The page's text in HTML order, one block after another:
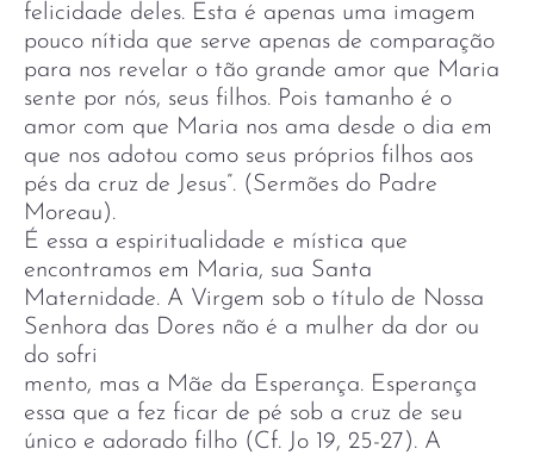
felicidade deles. Esta é apenas uma imagem
pouco nítida que serve apenas de comparação
para nos revelar o tão grande amor que Maria
sente por nós, seus filhos. Pois tamanho é o
amor com que Maria nos ama desde o dia em
que nos adotou como seus próprios filhos aos
pés da cruz de Jesus”. (Sermões do Padre
Moreau).
É essa a espiritualidade e mística que
encontramos em Maria, sua Santa
Maternidade. A Virgem sob o título de Nossa
Senhora das Dores não é a mulher da dor ou
do sofri
mento, mas a Mãe da Esperança. Esperança
essa que a fez ficar de pé sob a cruz de seu
único e adorado filho (Cf. Jo 19, 25-27). A